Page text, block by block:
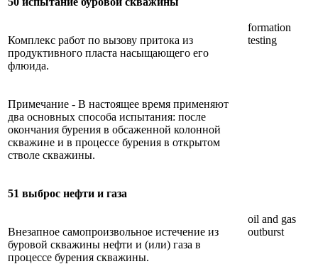
formation
testing
Комплекс работ по вызову притока из
продуктивного пласта насыщающего его
флюида.
Примечание - В настоящее время применяют
два основных способа испытания: после
окончания бурения в обсаженной колонной
скважине и в процессе бурения в открытом
стволе скважины.
51 выброс нефти и газа
oil and gas
outburst
Внезапное самопроизвольное истечение из
буровой скважины нефти и (или) газа в
процессе бурения скважины.